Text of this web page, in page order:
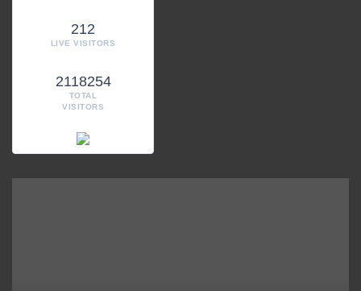
212
LIVE VISITORS
2118254
TOTAL
VISITORS